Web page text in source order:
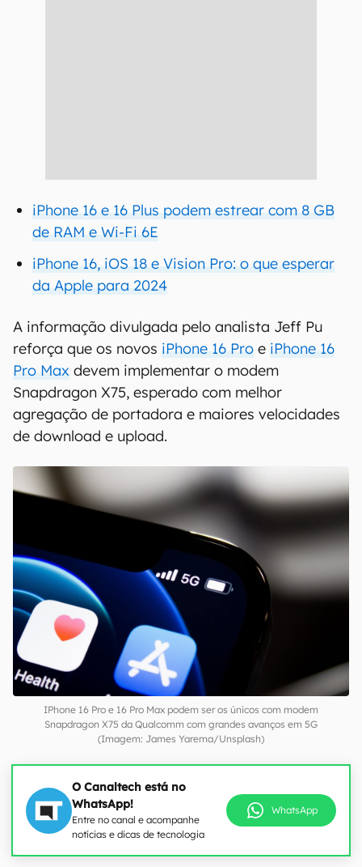
iPhone 16 e 16 Plus podem estrear com 8 GB
de RAM e Wi-Fi 6E
iPhone 16, iOS 18 e Vision Pro: o que esperar
da Apple para 2024
A informação divulgada pelo analista Jeff Pu
reforça que os novos iPhone 16 Pro e iPhone 16
Pro Max devem implementar o modem
Snapdragon X75, esperado com melhor
agregação de portadora e maiores velocidades
de download e upload.
IPhone 16 Pro e 16 Pro Max podem ser os únicos com modem
Snapdragon X75 da Qualcomm com grandes avanços em 5G
(Imagem: James Yarema/Unsplash)
O Canaltech está no
WhatsApp!
Entre no canal e acompanhe
notícias e dicas de tecnologia
WhatsApp